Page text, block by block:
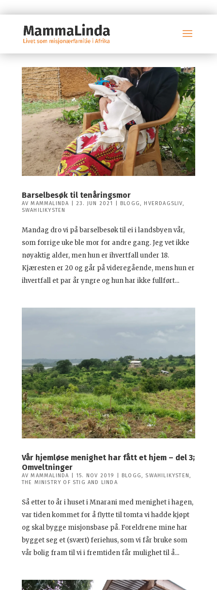
Barselbesøk til tenåringsmor
AVMAMMALINDA 23. JUN 2021 BLOGG, HVERDAGSLIV,
SWAHILIKYSTEN
Mandag dro vi på barselbesøk til ei i landsbyen vår,
som forrige uke ble mor for andre gang. Jeg vet ikke
nøyaktig alder, men hun er ihvertfall under 18.
Kjæresten er 20 og går på videregående, mens hun er
ihvertfall et par år yngre og hun har ikke fullført...
Vår hjemløse menighet har fått et hjem – del 3;
Omveltninger
AVMAMMALINDA 15. NOV 2019 BLOGG, SWAHILIKYSTEN,
THE MINISTRY OF STIG AND LINDA
Så etter to år i huset i Mnarani med menighet i hagen,
var tiden kommet for å flytte til tomta vi hadde kjøpt
og skal bygge misjonsbase på. Foreldrene mine har
bygget seg et (svært) feriehus, som vi får bruke som
vår bolig fram til vi i fremtiden får mulighet til å...